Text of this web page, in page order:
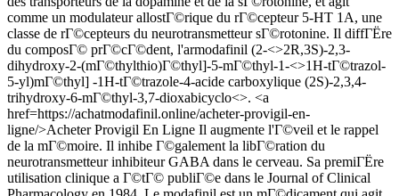
comme un modulateur allostГ©rique du rГ©cepteur 5-HT 1A, une
classe de rГ©cepteurs du neurotransmetteur sГ©rotonine. Il diffГЁre
du composГ© prГ©cГ©dent, l'armodafinil (2-<>2R,3S)-2,3-
dihydroxy-2-(mГ©thylthio)Г©thyl]-5-mГ©thyl-1-<>1H-tГ©trazol-
5-yl)mГ©thyl] -1H-tГ©trazole-4-acide carboxylique (2S)-2,3,4-
trihydroxy-6-mГ©thyl-3,7-dioxabicyclo<>. <a
href=https://achatmodafinil.online/acheter-provigil-en-
ligne/>Acheter Provigil En Ligne Il augmente l'Г©veil et le rappel
de la mГ©moire. Il inhibe Г©galement la libГ©ration du
neurotransmetteur inhibiteur GABA dans le cerveau. Sa premiГЁre
utilisation clinique a Г©tГ© publiГ©e dans le Journal of Clinical